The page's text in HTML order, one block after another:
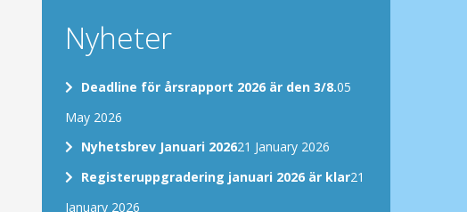
Nyheter
Deadline för årsrapport 2026 är den 3/8.05
May 2026
Nyhetsbrev Januari 202621 January 2026
Registeruppgradering januari 2026 är klar21
January 2026